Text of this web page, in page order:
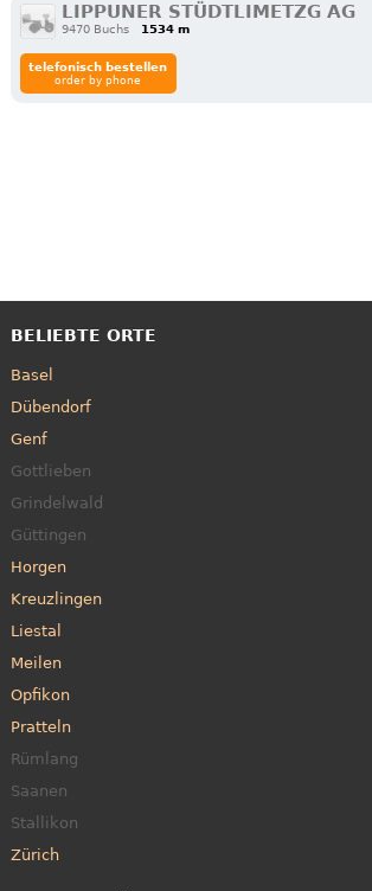
LIPPUNER STÜDTLIMETZG AG
9470 Buchs 1534 m
telefonisch bestellen
order by phone
BELIEBTE ORTE
Basel
Dübendorf
Genf
Gottlieben
Grindelwald
Güttingen
Horgen
Kreuzlingen
Liestal
Meilen
Opfikon
Pratteln
Rümlang
Saanen
Stallikon
Zürich